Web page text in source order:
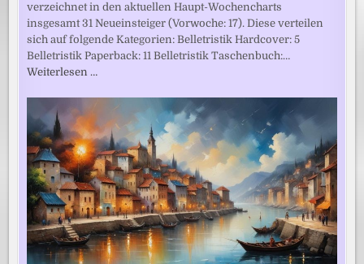
verzeichnet in den aktuellen Haupt-Wochencharts
insgesamt 31 Neueinsteiger (Vorwoche: 17). Diese verteilen
sich auf folgende Kategorien: Belletristik Hardcover: 5
Belletristik Paperback: 11 Belletristik Taschenbuch:…
Weiterlesen …